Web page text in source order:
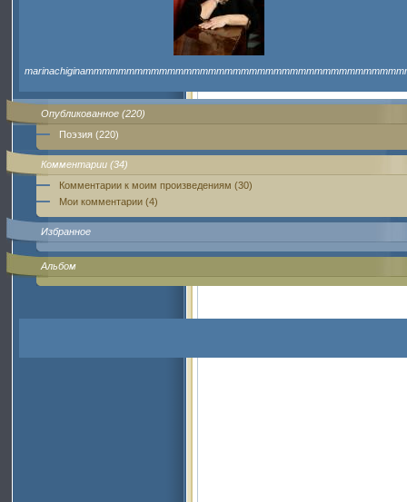
Опубликованное (220)
Поэзия (220)
Комментарии (34)
Комментарии к моим произведениям (30)
Мои комментарии (4)
Избранное
Альбом